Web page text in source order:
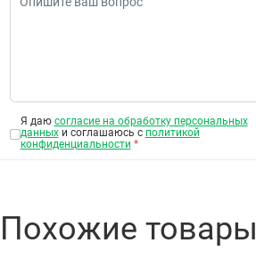
Я даю согласие на обработку персональных
данныхи соглашаюсь с политикой
конфиденциальности *
Похожие товары